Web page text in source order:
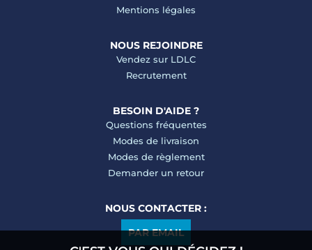
Mentions légales
NOUS REJOINDRE
Vendez sur LDLC
Recrutement
BESOIN D'AIDE ?
Questions fréquentes
Modes de livraison
Modes de règlement
Demander un retour
NOUS CONTACTER :
PAR EMAIL